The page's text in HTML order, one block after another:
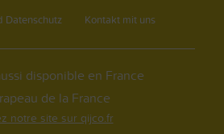
Datenschutz Kontakt mit uns
disponible en France
notre site sur qijco.fr